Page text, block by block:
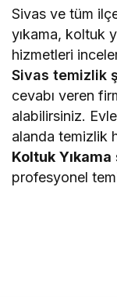
Sivas ve tüm
yıkama, koltuk
hizmetleri
Sivas temizlik
cevabı veren
alabilirsiniz.
alanda temizlik
Koltuk Yıkama
profesyonel